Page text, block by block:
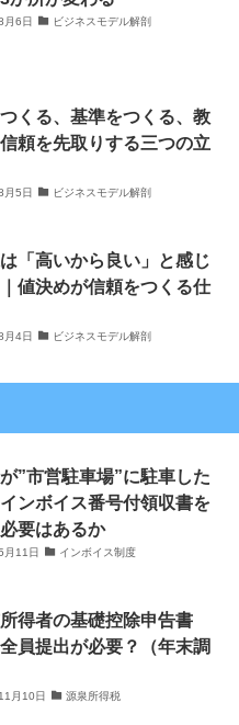
月6日 ビジネスモデル解剖
くる、基準をつくる、教
頼を先取りする三つの立
月5日 ビジネスモデル解剖
「高いから良い」と感じ
値決めが信頼をつくる仕
月4日 ビジネスモデル解剖
”市営駐車場”に駐車した
ンボイス番号付領収書を
要はあるか
月11日 インボイス制度
所得者の基礎控除申告書
員提出が必要？（年末調
月10日 源泉所得税